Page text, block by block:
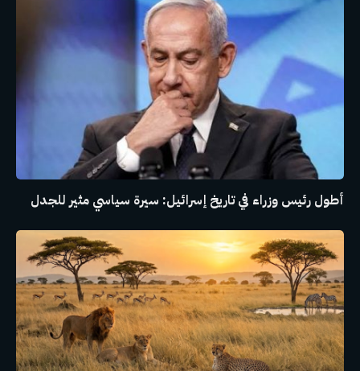
أطول رئيس وزراء في تاريخ إسرائيل: سيرة سياسي مثير للجدل